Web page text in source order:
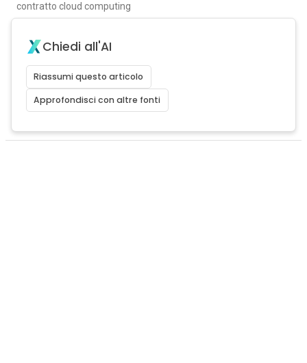
contratto cloud computing
Chiedi all'AI
Riassumi questo articolo
Approfondisci con altre fonti